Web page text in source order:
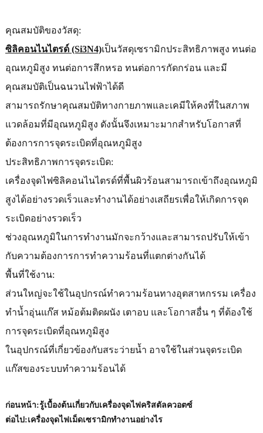
คุณสมบัติของวัสดุ:
ซิลิคอนไนไตรด์ (Si3N4)เป็นวัสดุเซรามิกประสิทธิภาพสูง ทนต่อ
อุณหภูมิสูง ทนต่อการสึกหรอ ทนต่อการกัดกร่อน และมี
คุณสมบัติเป็นฉนวนไฟฟ้าได้ดี
สามารถรักษาคุณสมบัติทางกายภาพและเคมีให้คงที่ในสภาพ
แวดล้อมที่มีอุณหภูมิสูง ดังนั้นจึงเหมาะมากสำหรับโอกาสที่
ต้องการการจุดระเบิดที่อุณหภูมิสูง
ประสิทธิภาพการจุดระเบิด:
เครื่องจุดไฟซิลิคอนไนไตรด์ที่พื้นผิวร้อนสามารถเข้าถึงอุณหภูมิ
สูงได้อย่างรวดเร็วและทำงานได้อย่างเสถียรเพื่อให้เกิดการจุด
ระเบิดอย่างรวดเร็ว
ช่วงอุณหภูมิในการทำงานมักจะกว้างและสามารถปรับให้เข้า
กับความต้องการการทำความร้อนที่แตกต่างกันได้
พื้นที่ใช้งาน:
ส่วนใหญ่จะใช้ในอุปกรณ์ทำความร้อนทางอุตสาหกรรม เครื่อง
ทำน้ำอุ่นแก๊ส หม้อต้มติดผนัง เตาอบ และโอกาสอื่น ๆ ที่ต้องใช้
การจุดระเบิดที่อุณหภูมิสูง
ในอุปกรณ์ที่เกี่ยวข้องกับสระว่ายน้ำ อาจใช้ในส่วนจุดระเบิด
แก๊สของระบบทำความร้อนได้
ก่อนหน้า:รู้เบื้องต้นเกี่ยวกับเครื่องจุดไฟคริสตัลควอตซ์
ต่อไป:เครื่องจุดไฟเม็ดเซรามิกทำงานอย่างไร